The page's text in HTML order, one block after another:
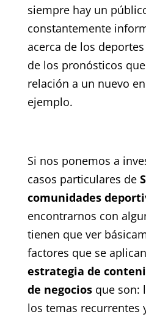
siempre hay un
constantemente
acerca de los
de los pronósticos
relación a un nuevo
ejemplo.
Si nos ponemos a
casos particulares de
comunidades
encontrarnos con
tienen que ver
factores que se
estrategia de
de negociosque son:
los temas recurrentes